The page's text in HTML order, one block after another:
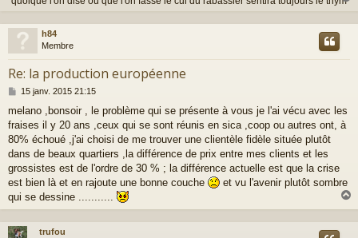
u
h84
Membre
Re: la production européenne
M
s
s
a
g
15 janv. 2015 21:15
melano ,bonsoir , le problème qui se présente à vous je l'ai vécu avec les
fraises il y 20 ans ,ceux qui se sont réunis en sica ,coop ou autres ont, à
80% échoué ,j'ai choisi de me trouver une clientèle fidèle située plutôt
dans de beaux quartiers ,la différence de prix entre mes clients et les
grossistes est de l'ordre de 30 % ; la différence actuelle est que la crise
est bien là et en rajoute une bonne couche
et vu l'avenir plutôt sombre
qui se dessine ...........
a
trufou